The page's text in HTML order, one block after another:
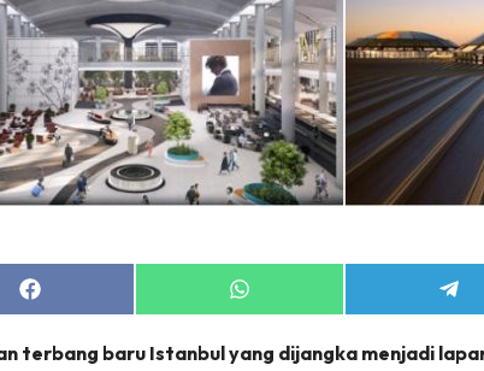
Share
on
Share
on
Share
on
terbang baru Istanbul yang dijangka menjadi